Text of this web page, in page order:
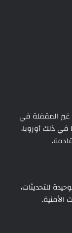
غير المقفلة في
في ذلك أوروبا،
للتحديثات،
الأمنية.